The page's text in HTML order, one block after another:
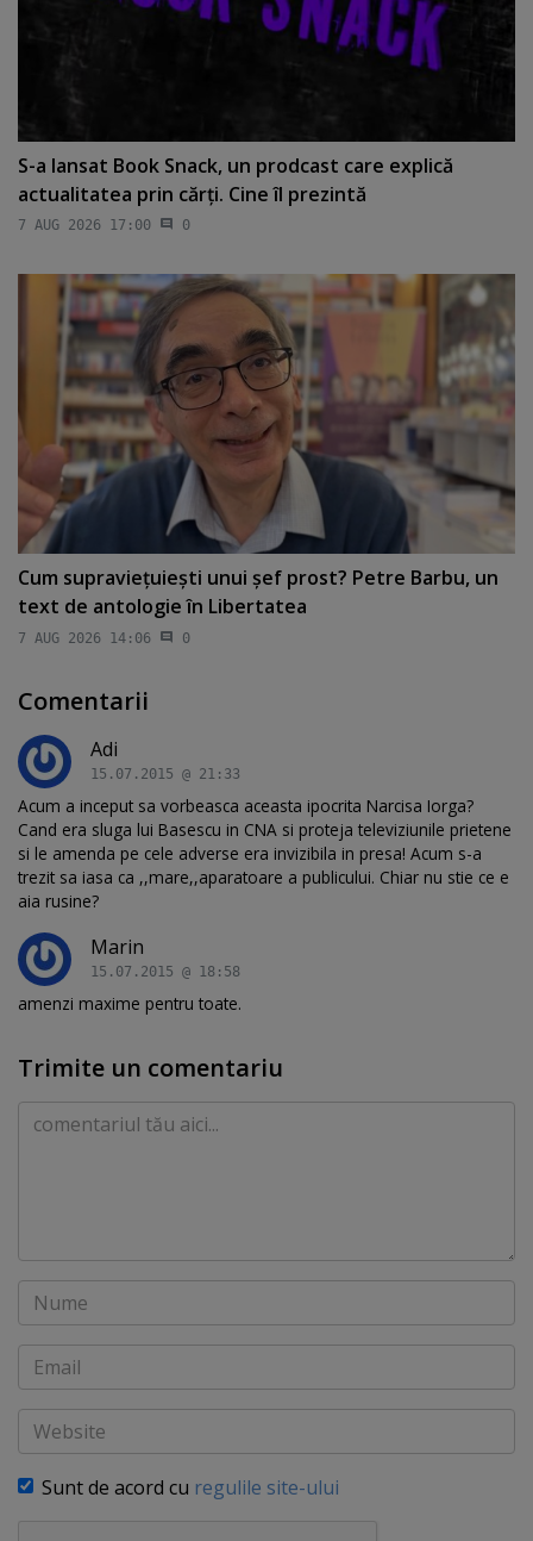
S-a lansat Book Snack, un prodcast care explică
actualitatea prin cărţi. Cine îl prezintă
7 AUG 2026 17:00 0
Cum supravieţuieşti unui şef prost? Petre Barbu, un
text de antologie în Libertatea
7 AUG 2026 14:06 0
Comentarii
Adi
15.07.2015 @ 21:33
Acum a inceput sa vorbeasca aceasta ipocrita Narcisa Iorga?
Cand era sluga lui Basescu in CNA si proteja televiziunile prietene
si le amenda pe cele adverse era invizibila in presa! Acum s-a
trezit sa iasa ca ,,mare,,aparatoare a publicului. Chiar nu stie ce e
aia rusine?
Marin
15.07.2015 @ 18:58
amenzi maxime pentru toate.
Trimite un comentariu
Comentariu
Nume
Email
Website
Sunt de acord cu regulile site-ului